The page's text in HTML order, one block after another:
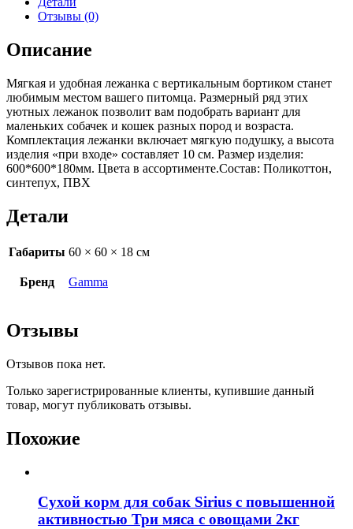
Отзывы (0)
Описание
Мягкая и удобная лежанка с вертикальным бортиком станет
любимым местом вашего питомца. Размерный ряд этих
уютных лежанок позволит вам подобрать вариант для
маленьких собачек и кошек разных пород и возраста.
Комплектация лежанки включает мягкую подушку, а высота
изделия «при входе» составляет 10 см. Размер изделия:
600*600*180мм. Цвета в ассортименте.Состав: Поликоттон,
синтепух, ПВХ
Детали
Габариты 60 × 60 × 18 см
Бренд Gamma
Отзывы
Отзывов пока нет.
Только зарегистрированные клиенты, купившие данный
товар, могут публиковать отзывы.
Похожие
Сухой корм для собак Sirius с повышенной
активностью Три мяса с овощами 2кг